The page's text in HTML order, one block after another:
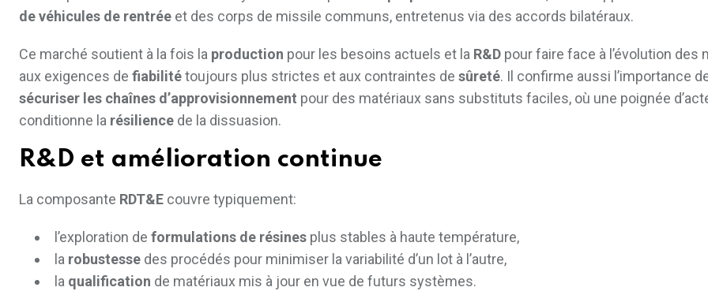
de véhicules de rentrée et des corps de missile communs, entretenus via des accords bilatéraux.
Ce marché soutient à la fois la production pour les besoins actuels et la R&D pour faire face à l’évolution des
aux exigences de fiabilitétoujours plus strictes et aux contraintes de sûreté. Il confirme aussi l’importance
sécuriser les chaînes d’approvisionnement pour des matériaux sans substituts faciles, où une poignée
conditionne la résilience de la dissuasion.
R&D et amélioration continue
La composante RDT&E couvre typiquement:
l’exploration de formulations de résines plus stables à haute température,
la robustesse des procédés pour minimiser la variabilité d’un lot à l’autre,
la qualification de matériaux mis à jour en vue de futurs systèmes.